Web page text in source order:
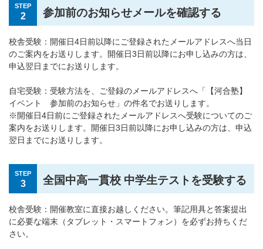
STEP
2 参加前のお知らせメールを確認する
校舎受験：開催日4日前以降にご登録されたメールアドレスへ当日
のご案内をお送りします。開催日3日前以降にお申し込みの方は、
申込翌日までにお送りします。
自宅受験：受験方法を、ご登録のメールアドレスへ「【河合塾】
イベント 参加前のお知らせ」の件名でお送りします。
※開催日4日前にご登録されたメールアドレスへ受験についてのご
案内をお送りします。開催日3日前以降にお申し込みの方は、申込
翌日までにお送りします。
STEP
3 全国中高一貫校 中学生テストを受験する
校舎受験：開催教室に直接お越しください。筆記用具と答案提出
に必要な端末（タブレット・スマートフォン）を必ずお持ちくだ
さい。